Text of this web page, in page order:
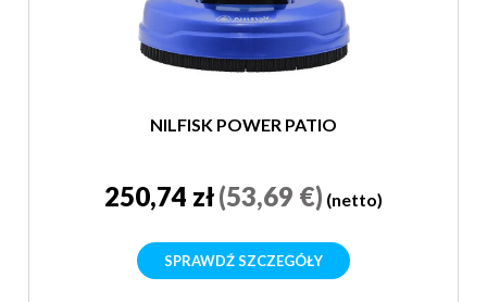
NILFISK POWER PATIO
250,74 zł(53,69 €) (netto)
SPRAWDŹ SZCZEGÓŁY